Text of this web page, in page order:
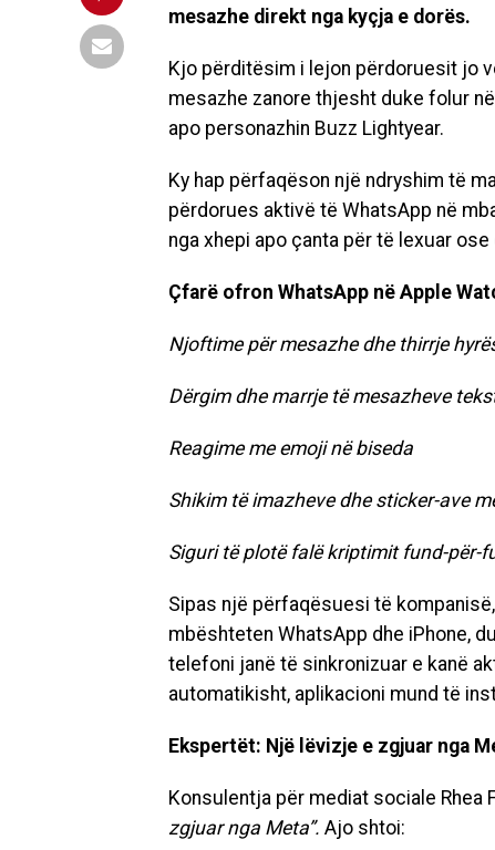
mesazhe direkt nga kyçja e dorës.
Kjo përditësim i lejon përdoruesit jo
mesazhe zanore thjesht duke folur
apo personazhin Buzz Lightyear.
Ky hap përfaqëson një ndryshim të
përdorues aktivë të WhatsApp në
nga xhepi apo çanta për të lexuar
Çfarë ofron WhatsApp në Apple
Njoftime për mesazhe dhe thirrje
Dërgim dhe marrje të mesazheve
Reagime me emoji në biseda
Shikim të imazheve dhe sticker-ave
Siguri të plotë falë kriptimit fund-për-
Sipas një përfaqësuesi të
mbështeten WhatsApp dhe iPhone,
telefoni janë të sinkronizuar e kanë
automatikisht, aplikacioni mund të
Ekspertët: Një lëvizje e zgjuar nga
Konsulentja për mediat sociale Rhea
zgjuar nga Meta”. Ajo shtoi: